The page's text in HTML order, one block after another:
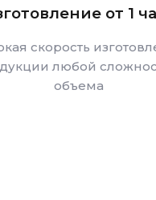
от 1
скорость
любой
объема